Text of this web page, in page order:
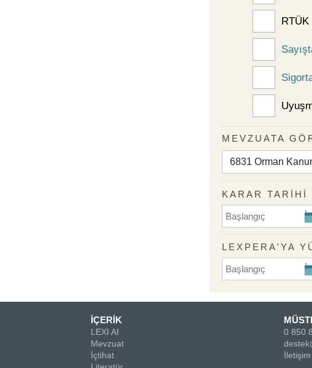
RTÜK
MEVZUATA
KARAR TARİHİ
KARAR TARİHİ
LEXPERA'YA
Lexpera'ya
İÇERİK
LEXI AI
Mevzuat
İçtihat
0 850